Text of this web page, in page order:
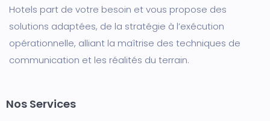
Hotels part de votre besoin et vous propose des
solutions adaptées, de la stratégie à l’exécution
opérationnelle, alliant la maîtrise des techniques de
communication et les réalités du terrain.
Nos Services